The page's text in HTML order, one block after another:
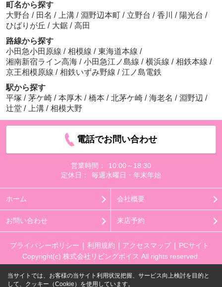
町名から探す
大野台 / 田名 / 上溝 / 淵野辺本町 / 立野台 / 香川 / 陽光台 /
ひばりが丘 / 大鋸 / 高田
路線から探す
小田急小田原線 / 相模線 / 東海道本線 /
湘南新宿ライン高海 / 小田急江ノ島線 / 横浜線 / 相鉄本線 /
京王相模原線 / 相鉄いずみ野線 / 江ノ島電鉄
駅から探す
平塚 / 茅ケ崎 / 本厚木 / 橋本 / 北茅ケ崎 / 海老名 / 淵野辺 /
辻堂 / 上溝 / 相模大野
電話でお問い合わせ
営業時間：
10:00～18:30
定休日：
毎週水曜日・年末年始
ホーム 会社概要
お問い合わせ 来店予約
プライバシーポリシー 利用規約 アクセスマップ
PCサイト
Copyright(c) 株式会社リビングボイス All rights reserved.
当サイトでは、お客様の当サイト利用状況把握、サービス向上検討を目的と
して、クッキー（Cookie）を使用しています。